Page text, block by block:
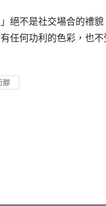
」絕不是社交場合的禮
任何功利的色彩，也
腳